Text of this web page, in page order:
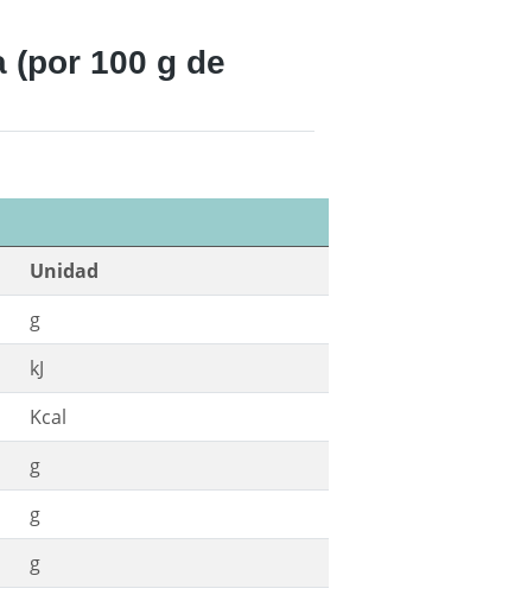
(por 100 g de
Unidad
g
kJ
Kcal
g
g
g